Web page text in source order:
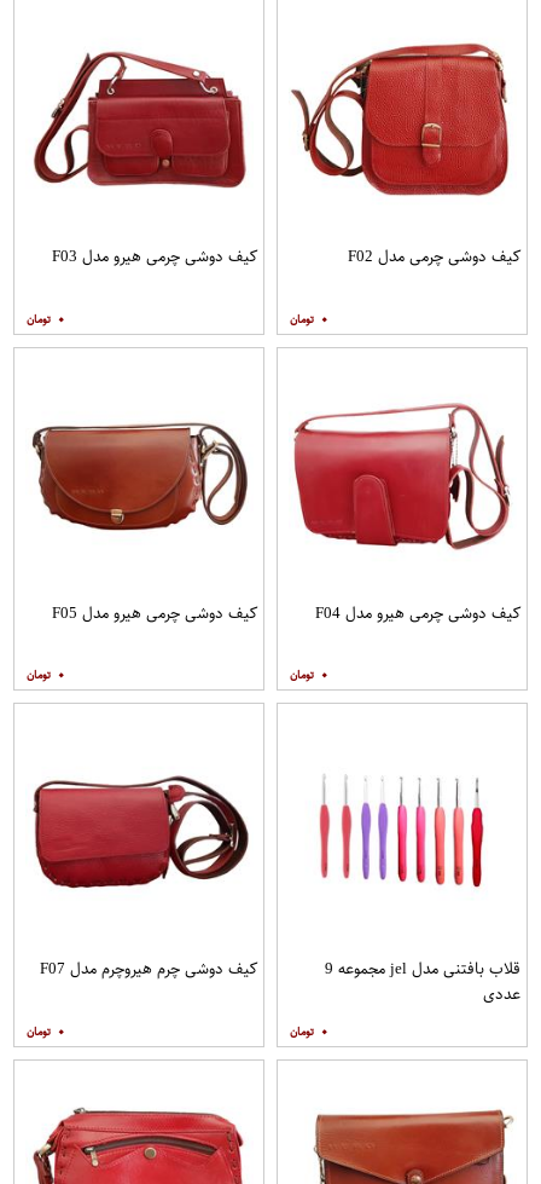
کیف دوشی چرمی مدل F02
۰
کیف دوشی چرمی هیرو مدل F03
۰
کیف دوشی چرمی هیرو مدل F04
۰
کیف دوشی چرمی هیرو مدل F05
۰
قلاب بافتنی مدل jel مجموعه 9
عددی
۰
کیف دوشی چرم هیروچرم مدل F07
۰